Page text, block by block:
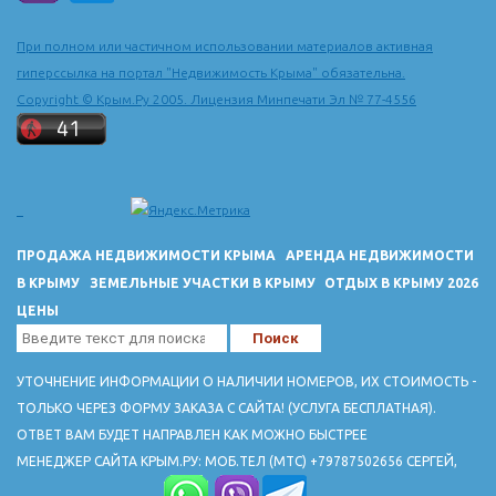
Ханский дворец 16-18 вв расположен по ул. Речной, 133. Тел
3-27-53.
Успенский пещерный монастрырь 8-19 вв.
В пещере Староселье - стоянка неандертальцев
При полном или частичном использовании материалов активная
гиперссылка на портал "Недвижимость Крыма" обязательна.
Copyright © Крым.Ру 2005. Лицензия Минпечати Эл № 77-4556
ПРОДАЖА НЕДВИЖИМОСТИ КРЫМА
АРЕНДА НЕДВИЖИМОСТИ
В КРЫМУ
ЗЕМЕЛЬНЫЕ УЧАСТКИ В КРЫМУ
ОТДЫХ В КРЫМУ 2026
ЦЕНЫ
УТОЧНЕНИЕ ИНФОРМАЦИИ О НАЛИЧИИ НОМЕРОВ, ИХ СТОИМОСТЬ -
ТОЛЬКО ЧЕРЕЗ ФОРМУ ЗАКАЗА С САЙТА! (УСЛУГА БЕСПЛАТНАЯ).
ОТВЕТ ВАМ БУДЕТ НАПРАВЛЕН КАК МОЖНО БЫСТРЕЕ
МЕНЕДЖЕР САЙТА КРЫМ.РУ: МОБ.ТЕЛ (МТС) +79787502656 СЕРГЕЙ,